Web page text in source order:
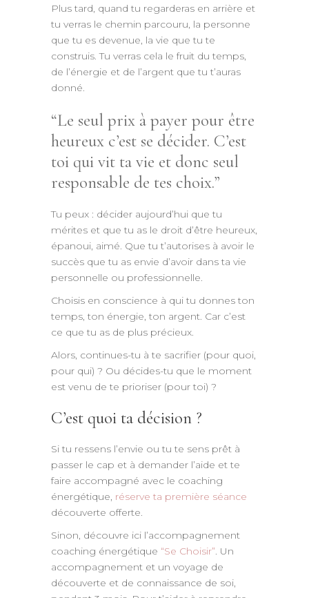
Plus tard, quand tu regarderas en arrière et
tu verras le chemin parcouru, la personne
que tu es devenue, la vie que tu te
construis. Tu verras cela le fruit du temps,
de l’énergie et de l’argent que tu t’auras
donné.
Le seul prix à payer pour être
heureux c’est se décider. C’est
toi qui vit ta vie et donc seul
responsable de tes choix.
Tu peux : décider aujourd’hui que tu
mérites et que tu as le droit d’être heureux,
épanoui, aimé. Que tu t’autorises à avoir le
succès que tu as envie d’avoir dans ta vie
personnelle ou professionnelle.
Choisis en conscience à qui tu donnes ton
temps, ton énergie, ton argent. Car c’est
ce que tu as de plus précieux.
Alors, continues-tu à te sacrifier (pour quoi,
pour qui) ? Ou décides-tu que le moment
est venu de te prioriser (pour toi) ?
C’est quoi ta décision ?
Si tu ressens l’envie ou tu te sens prêt à
passer le cap et à demander l’aide et te
faire accompagné avec le coaching
énergétique, réserve ta première séance
découverte offerte.
Sinon, découvre ici l’accompagnement
coaching énergétique “Se Choisir”. Un
accompagnement et un voyage de
découverte et de connaissance de soi,